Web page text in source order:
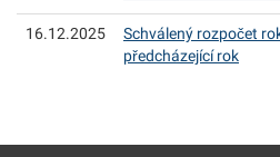
16.12.2025
Schválený rozpočet
předcházející rok